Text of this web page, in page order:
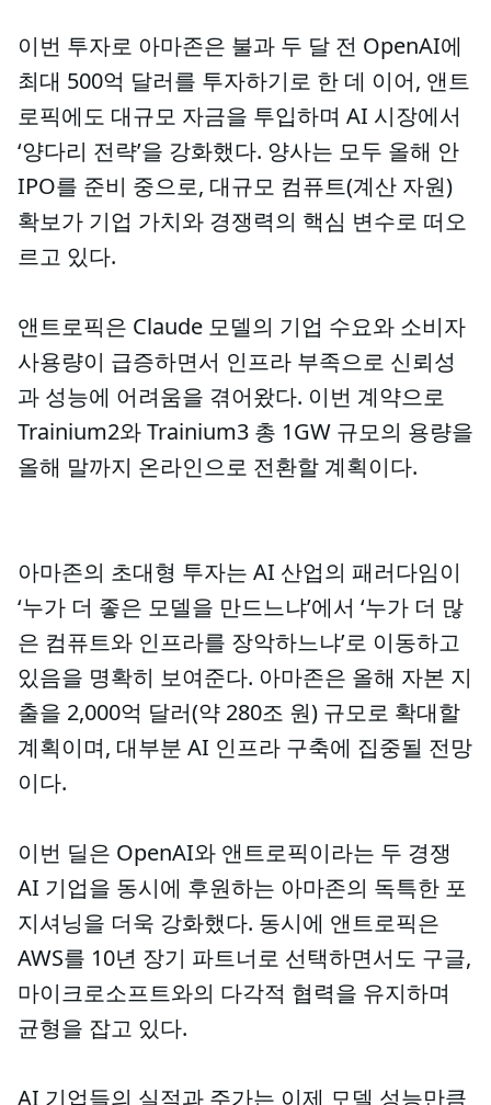
이번 투자로 아마존은 불과 두 달 전 OpenAI에
최대 500억 달러를 투자하기로 한 데 이어, 앤트
로픽에도 대규모 자금을 투입하며 AI 시장에서
‘양다리 전략’을 강화했다. 양사는 모두 올해 안
IPO를 준비 중으로, 대규모 컴퓨트(계산 자원)
확보가 기업 가치와 경쟁력의 핵심 변수로 떠오
르고 있다.
앤트로픽은 Claude 모델의 기업 수요와 소비자
사용량이 급증하면서 인프라 부족으로 신뢰성
과 성능에 어려움을 겪어왔다. 이번 계약으로
Trainium2와 Trainium3 총 1GW 규모의 용량을
올해 말까지 온라인으로 전환할 계획이다.
아마존의 초대형 투자는 AI 산업의 패러다임이
‘누가 더 좋은 모델을 만드느냐’에서 ‘누가 더 많
은 컴퓨트와 인프라를 장악하느냐’로 이동하고
있음을 명확히 보여준다. 아마존은 올해 자본 지
출을 2,000억 달러(약 280조 원) 규모로 확대할
계획이며, 대부분 AI 인프라 구축에 집중될 전망
이다.
이번 딜은 OpenAI와 앤트로픽이라는 두 경쟁
AI 기업을 동시에 후원하는 아마존의 독특한 포
지셔닝을 더욱 강화했다. 동시에 앤트로픽은
AWS를 10년 장기 파트너로 선택하면서도 구글,
마이크로소프트와의 다각적 협력을 유지하며
균형을 잡고 있다.
AI 기업들의 실적과 주가는 이제 모델 성능만큼